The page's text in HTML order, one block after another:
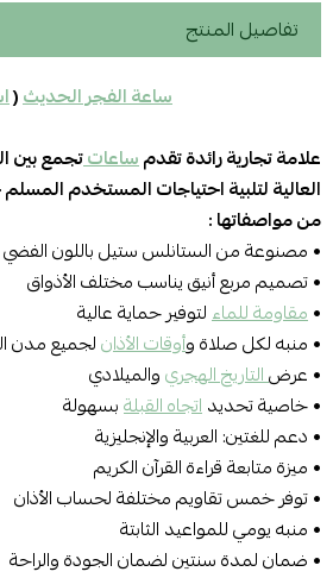
تفاصيل المنتج
ساعة الفجر الحديث(
علامة تجارية رائدة تقدمساعاتتجمع بين
العالية لتلبية احتياجات المستخدم
من مواصفاتها :
• مصنوعة من الستانلس ستيل باللون
• تصميم مربع أنيق يناسب مختلف الأذواق
•مقاومة للماءلتوفير حماية عالية
• منبه لكل صلاة وأوقات الأذانلجميع مدن
• عرضالتاريخ الهجريوالميلادي
• خاصية تحديداتجاه القبلةبسهولة
• دعم للغتين: العربية والإنجليزية
• ميزة متابعة قراءة القرآن الكريم
• توفر خمس تقاويم مختلفة لحساب الأذان
• منبه يومي للمواعيد الثابتة
• ضمان لمدة سنتين لضمان الجودة والراحة